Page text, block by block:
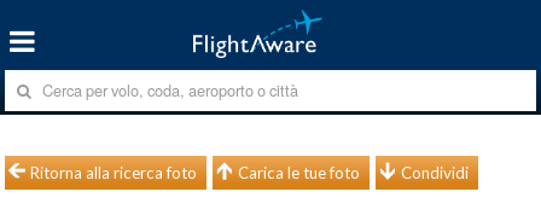
Ritorna alla ricerca foto Carica le tue foto Condividi